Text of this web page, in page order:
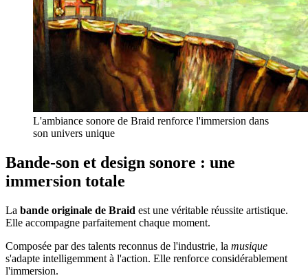
L'ambiance sonore de Braid renforce l'immersion dans
son univers unique
Bande-son et design sonore : une
immersion totale
La bande originale de Braid est une véritable réussite artistique.
Elle accompagne parfaitement chaque moment.
Composée par des talents reconnus de l'industrie, la musique
s'adapte intelligemment à l'action. Elle renforce considérablement
l'immersion.